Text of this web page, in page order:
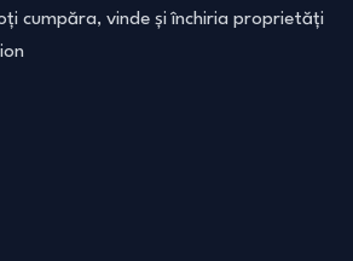
cumpăra, vinde și închiria proprietăți